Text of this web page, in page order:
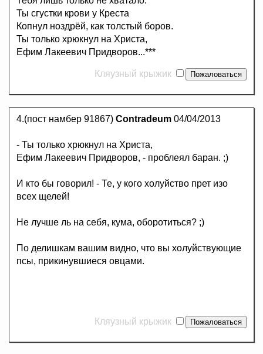
Ты сгустки крови у Креста
Копнул ноздрёй, как толстый боров.
Ты только хрюкнул на Христа,
Ефим Лакеевич Придворов...***
Кляузный крыжик
4.(пост намбер 91867) Contradeum 04/04/2013
- Ты только хрюкнул на Христа,
Ефим Лакеевич Придворов, - проблеял баран. ;)
И кто бы говорил! - Те, у кого холуйство прет изо
всех щелей!
Не лучше ль на себя, кума, оборотиться? ;)
По делишкам вашим видно, что вы холуйствующие
псы, прикинувшиеся овцами.
Кляузный крыжик